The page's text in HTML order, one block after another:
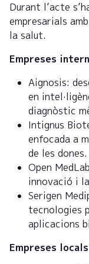
Durant l’acte
empresarials
la salut.
Empreses
Aignosis:
en
diagnòstic
Intignus
enfocada a
de les dones.
Open
innovació i
Serigen
tecnologies
aplicacions
Empreses